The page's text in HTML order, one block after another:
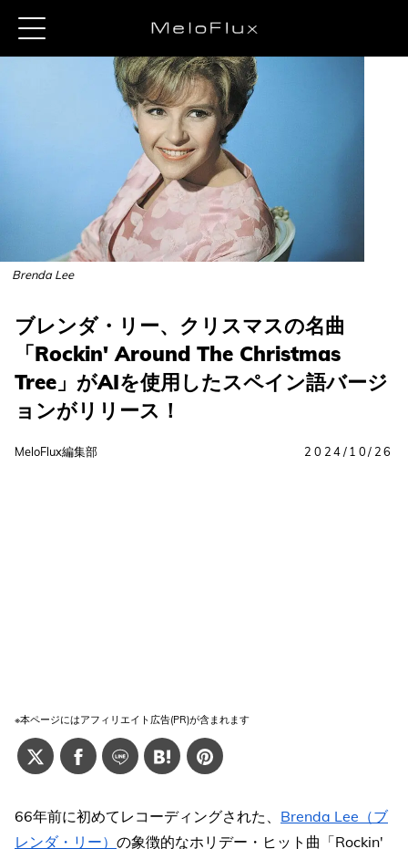
Brenda Lee
ブレンダ・リー、クリスマスの名曲
「Rockin' Around The Christmas
Tree」がAIを使用したスペイン語バージ
ョンがリリース！
MeloFlux編集部 2024/10/26
※本ページにはアフィリエイト広告(PR)が含まれます
66年前に初めてレコーディングされた、 Brenda Lee（ブ
レンダ・リー） の象徴的なホリデー・ヒット曲「Rockin'